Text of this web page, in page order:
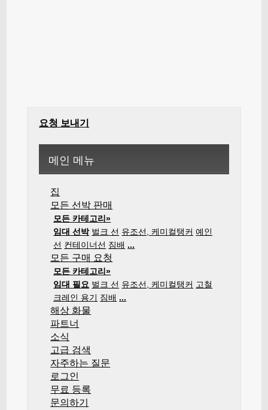
요청 보내기
메인 메뉴
집
모든 선박 판매
모든 카테고리»
임대 선박 벌크 선 유조선, 케미컬탱커 예인
선 컨테이너선 짐배 ...
모든 구매 요청
모든 카테고리»
임대 필요 벌크 선 유조선, 케미컬탱커 고철
크레인 용기 짐배 ...
해상 화물
파트너
소식
고급 검색
자주하는 질문
로그인
무료 등록
문의하기